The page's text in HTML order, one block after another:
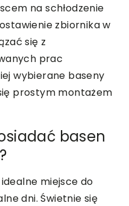
na schłodzenie
zbiornika w
się z
prac
wybierane baseny
prostym montażem
basen
miejsce do
dni. Świetnie się